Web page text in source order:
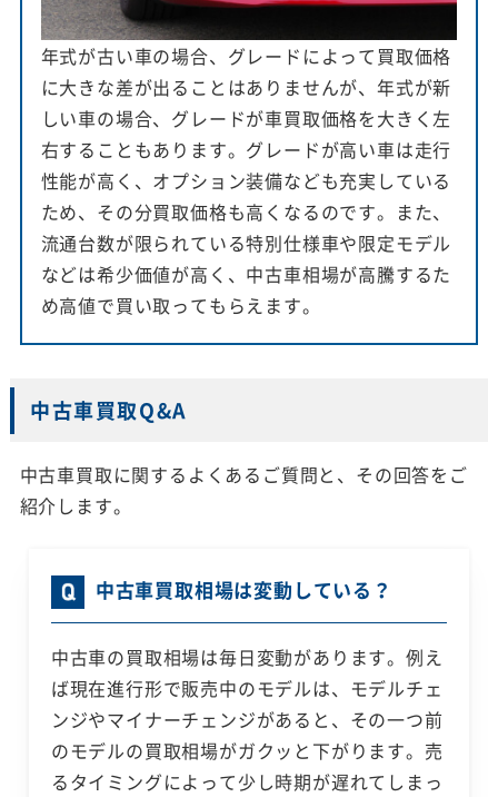
年式が古い車の場合、グレードによって買取価格
に大きな差が出ることはありませんが、年式が新
しい車の場合、グレードが車買取価格を大きく左
右することもあります。グレードが高い車は走行
性能が高く、オプション装備なども充実している
ため、その分買取価格も高くなるのです。また、
流通台数が限られている特別仕様車や限定モデル
などは希少価値が高く、中古車相場が高騰するた
め高値で買い取ってもらえます。
中古車買取Q&A
中古車買取に関するよくあるご質問と、その回答をご
紹介します。
中古車買取相場は変動している？
中古車の買取相場は毎日変動があります。例え
ば現在進行形で販売中のモデルは、モデルチェ
ンジやマイナーチェンジがあると、その一つ前
のモデルの買取相場がガクッと下がります。売
るタイミングによって少し時期が遅れてしまっ